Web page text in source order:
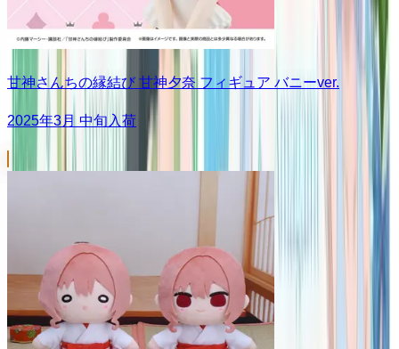
甘神さんちの縁結び 甘神夕奈 フィギュア バニーver.
2025年3月 中旬入荷